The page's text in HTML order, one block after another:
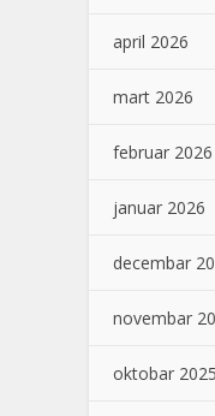
april 2026
mart 2026
februar 2026
januar 2026
decembar
novembar
oktobar 2025